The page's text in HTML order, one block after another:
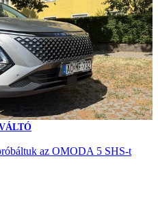
az OMODA 5 SHS-t